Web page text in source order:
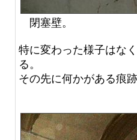
閉塞壁。
特に変わった様子はな
る。
その先に何かがある痕